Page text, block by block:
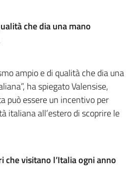
che dia una mano
ampio e di qualità che dia una
ha spiegato Valensise,
può essere un incentivo per
italiana all’estero di scoprire le
visitano l’Italia ogni anno